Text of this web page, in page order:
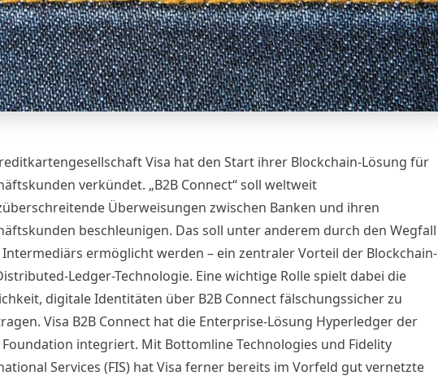
Visa hat den Start ihrer Blockchain-Lösung für
verkündet. „B2B Connect“ soll weltweit
Überweisungen zwischen Banken und ihren
beschleunigen. Das soll unter anderem durch den Wegfall
Intermediärs ermöglicht werden – ein zentraler Vorteil der Blockchain-
Ledger-Technologie. Eine wichtige Rolle spielt dabei die
digitale Identitäten über B2B Connect fälschungssicher zu
Visa B2B Connect hat die Enterprise-Lösung Hyperledger der
Foundation integriert. Mit Bottomline Technologies und Fidelity
Services (FIS) hat Visa ferner bereits im Vorfeld gut vernetzte